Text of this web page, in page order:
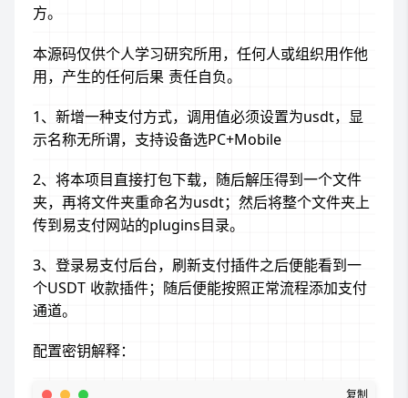
方。
本源码仅供个人学习研究所用，任何人或组织用作他
用，产生的任何后果 责任自负。
1、新增一种支付方式，调用值必须设置为usdt，显
示名称无所谓，支持设备选PC+Mobile
2、将本项目直接打包下载，随后解压得到一个文件
夹，再将文件夹重命名为usdt；然后将整个文件夹上
传到易支付网站的plugins目录。
3、登录易支付后台，刷新支付插件之后便能看到一
个USDT 收款插件；随后便能按照正常流程添加支付
通道。
配置密钥解释：